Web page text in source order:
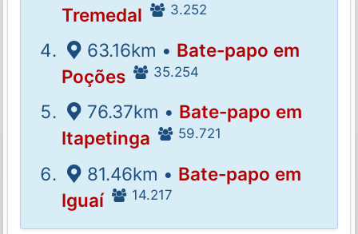
Tremedal
3.252
63.16km • Bate-papo em
Poções
35.254
76.37km • Bate-papo em
Itapetinga
59.721
81.46km • Bate-papo em
Iguaí
14.217